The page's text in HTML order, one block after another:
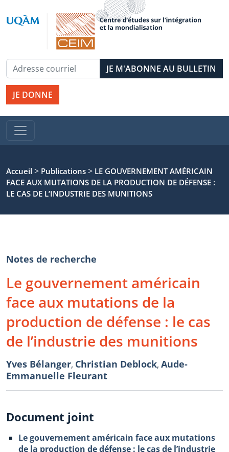
JE DONNE
Accueil > Publications > LE GOUVERNEMENT AMÉRICAIN
FACE AUX MUTATIONS DE LA PRODUCTION DE DÉFENSE :
LE CAS DE L’INDUSTRIE DES MUNITIONS
Notes de recherche
Le gouvernement américain
face aux mutations de la
production de défense : le cas
de l’industrie des munitions
Yves Bélanger, Christian Deblock, Aude-
Emmanuelle Fleurant
Document joint
Le gouvernement américain face aux mutations
de la production de défense : le cas de l’industrie